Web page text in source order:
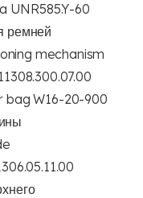
UNR585.Y-60
ремней
mechanism
bag W16-20-900